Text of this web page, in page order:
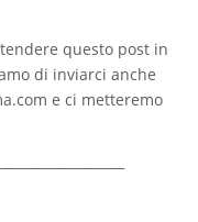
questo post in
di inviarci anche
e ci metteremo